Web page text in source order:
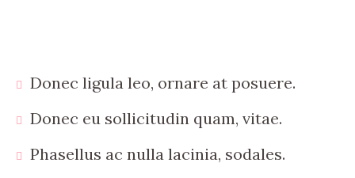
Donec ligula leo, ornare at posuere.
Donec eu sollicitudin quam, vitae.
Phasellus ac nulla lacinia, sodales.